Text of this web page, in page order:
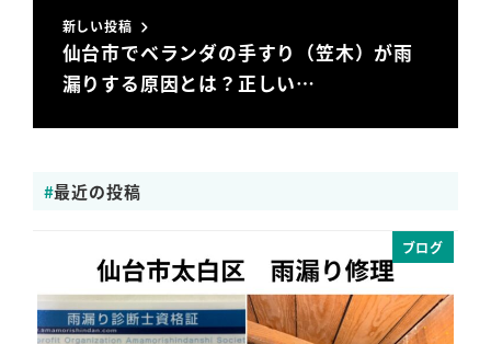
新しい投稿
仙台市でベランダの手すり（笠木）が雨
漏りする原因とは？正しい…
最近の投稿
ブログ